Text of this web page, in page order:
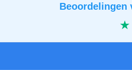
Beoordelingen